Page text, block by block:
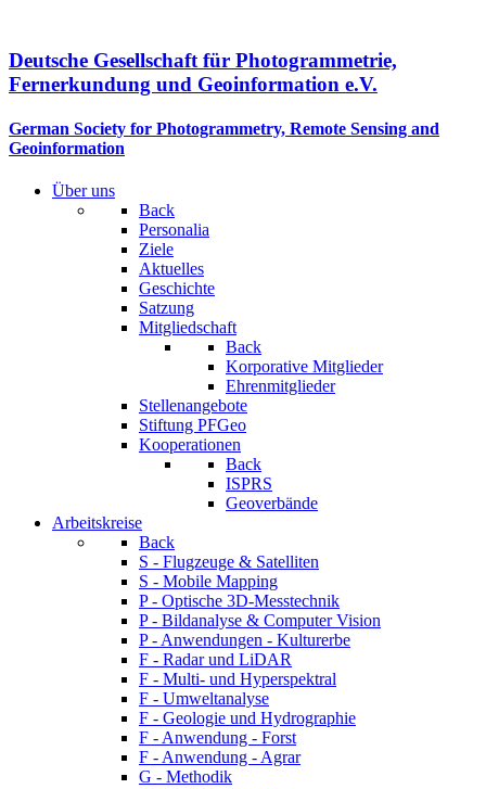
Deutsche Gesellschaft für Photogrammetrie,
Fernerkundung und Geoinformation e.V.
German Society for Photogrammetry, Remote Sensing and
Geoinformation
Über uns
Back
Personalia
Ziele
Aktuelles
Geschichte
Satzung
Mitgliedschaft
Back
Korporative Mitglieder
Ehrenmitglieder
Stellenangebote
Stiftung PFGeo
Kooperationen
Back
ISPRS
Geoverbände
Arbeitskreise
Back
S - Flugzeuge & Satelliten
S - Mobile Mapping
P - Optische 3D-Messtechnik
P - Bildanalyse & Computer Vision
P - Anwendungen - Kulturerbe
F - Radar und LiDAR
F - Multi- und Hyperspektral
F - Umweltanalyse
F - Geologie und Hydrographie
F - Anwendung - Forst
F - Anwendung - Agrar
G - Methodik